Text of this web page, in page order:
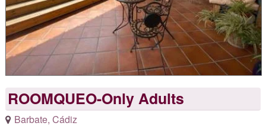
ROOMQUEO-Only Adults
Barbate, Cádiz